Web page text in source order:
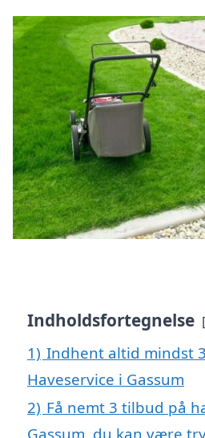
Indholdsfortegnelse
1) Indhent altid mindst
Haveservice i Gassum
2) Få nemt 3 tilbud på
Gassum, du kan være